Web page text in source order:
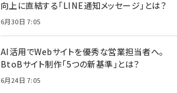
向上に直結する「LINE通知メッセージ」とは？
6月30日 7:05
AI活用でWebサイトを優秀な営業担当者へ。
BtoBサイト制作「5つの新基準」とは？
6月24日 7:05